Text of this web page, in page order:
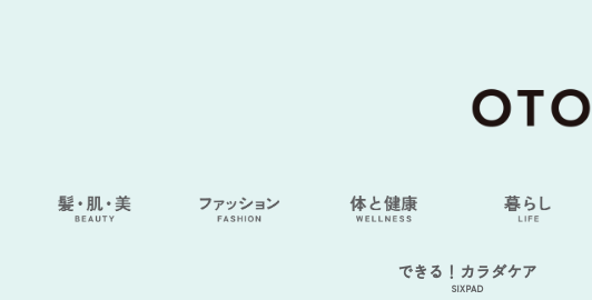
できる！カラダケア
SIXPAD